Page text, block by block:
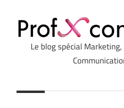
Le blog spécial